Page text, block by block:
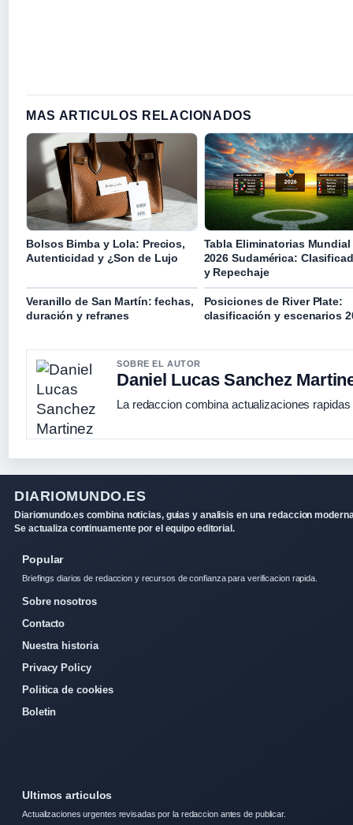
MAS ARTICULOS RELACIONADOS
Bolsos Bimba y Lola: Precios,
Autenticidad y ¿Son de Lujo
Tabla Eliminatorias Mundial
2026 Sudamérica:
y Repechaje
Veranillo de San Martín: fechas,
duración y refranes
Posiciones de River Plate:
clasificación y escenarios
SOBRE EL AUTOR
Daniel Lucas Sanchez
La redaccion combina actualizaciones
DIARIOMUNDO.ES
Diariomundo.es combina noticias, guias y analisis en una redaccion
Se actualiza continuamente por el equipo editorial.
Popular
Briefings diarios de redaccion y recursos de confianza para verificacion rapida.
Sobre nosotros
Contacto
Nuestra historia
Privacy Policy
Politica de cookies
Boletin
Ultimos articulos
Actualizaciones urgentes revisadas por la redaccion antes de publicar.